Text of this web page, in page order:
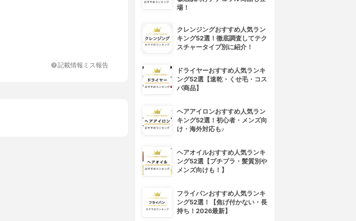
記載情報ミス報告
場！
クレンジングおすすめ人気ラン
キング52選！徹底調査してテク
スチャータイプ別に紹介！
ドライヤーおすすめ人気ランキ
ング52選【速乾・くせ毛・コス
パ商品】
ヘアアイロンおすすめ人気ラン
キング52選！初心者・メンズ向
け・海外対応も♪
ヘアオイルおすすめ人気ランキ
ング52選【プチプラ・髪質別や
メンズ向けも！】
フライパンおすすめ人気ランキ
ング52選！【焦げ付かない・長
持ち！2026最新】